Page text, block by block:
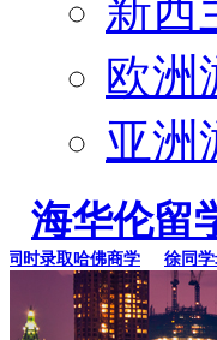
新西
欧洲
亚洲
海华伦留
录取哈佛商学 徐同学录